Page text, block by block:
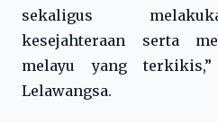
sekaligus
kesejahteraan serta
melayu yang
Lelawangsa.